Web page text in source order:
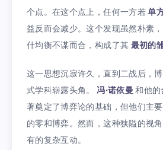
个点。在这个点上，任何一方若单
益反而会减少。这个发现虽然朴素
什均衡不谋而合，构成了其 最初的
这一思想沉寂许久，直到二战后，
式学科崭露头角。冯·诺依曼和他的
著奠定了博弈论的基础，但他们主
的零和博弈。然而，这种狭隘的视
有的复杂互动。